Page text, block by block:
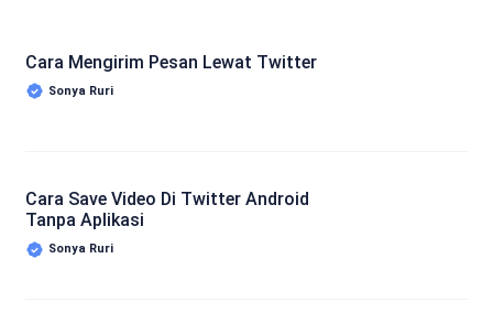
Cara Mengirim Pesan Lewat Twitter
Sonya Ruri
Cara Save Video Di Twitter Android
Tanpa Aplikasi
Sonya Ruri